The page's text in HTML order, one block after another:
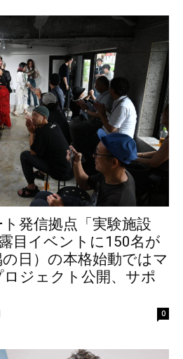
発信拠点「実験施設
目イベントに150名が
日）の本格始動ではマ
ジェクト公開、サポ
0